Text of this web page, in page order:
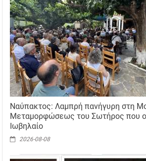
Ναύπακτος: Λαμπρή πανήγυρη στη
Μεταμορφώσεως του Σωτήρος που
Ιωβηλαίο
2026-08-08